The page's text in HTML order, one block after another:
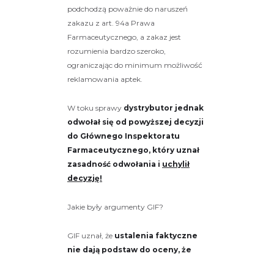
podchodzą poważnie do naruszeń
zakazu z art. 94a Prawa
Farmaceutycznego, a zakaz jest
rozumienia bardzo szeroko,
ograniczając do minimum możliwość
reklamowania aptek.
W toku sprawy dystrybutor jednak
odwołał się od powyższej decyzji
do Głównego Inspektoratu
Farmaceutycznego, który uznał
zasadność odwołania i uchylił
decyzję!
Jakie były argumenty GIF?
GIF uznał, że ustalenia faktyczne
nie dają podstaw do oceny, że